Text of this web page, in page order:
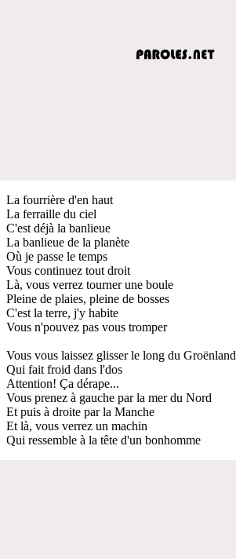
La fourrière d'en haut
La ferraille du ciel
C'est déjà la banlieue
La banlieue de la planète
Où je passe le temps
Vous continuez tout droit
Là, vous verrez tourner une boule
Pleine de plaies, pleine de bosses
C'est la terre, j'y habite
Vous n'pouvez pas vous tromper
Vous vous laissez glisser le long du Groënland
Qui fait froid dans l'dos
Attention! Ça dérape...
Vous prenez à gauche par la mer du Nord
Et puis à droite par la Manche
Et là, vous verrez un machin
Qui ressemble à la tête d'un bonhomme